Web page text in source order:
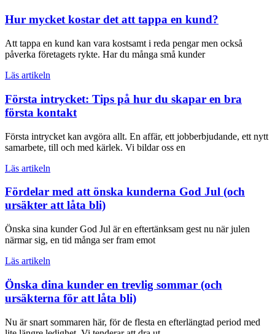
Hur mycket kostar det att tappa en kund?
Att tappa en kund kan vara kostsamt i reda pengar men också
påverka företagets rykte. Har du många små kunder
Läs artikeln
Första intrycket: Tips på hur du skapar en bra
första kontakt
Första intrycket kan avgöra allt. En affär, ett jobberbjudande, ett nytt
samarbete, till och med kärlek. Vi bildar oss en
Läs artikeln
Fördelar med att önska kunderna God Jul (och
ursäkter att låta bli)
Önska sina kunder God Jul är en eftertänksam gest nu när julen
närmar sig, en tid många ser fram emot
Läs artikeln
Önska dina kunder en trevlig sommar (och
ursäkterna för att låta bli)
Nu är snart sommaren här, för de flesta en efterlängtad period med